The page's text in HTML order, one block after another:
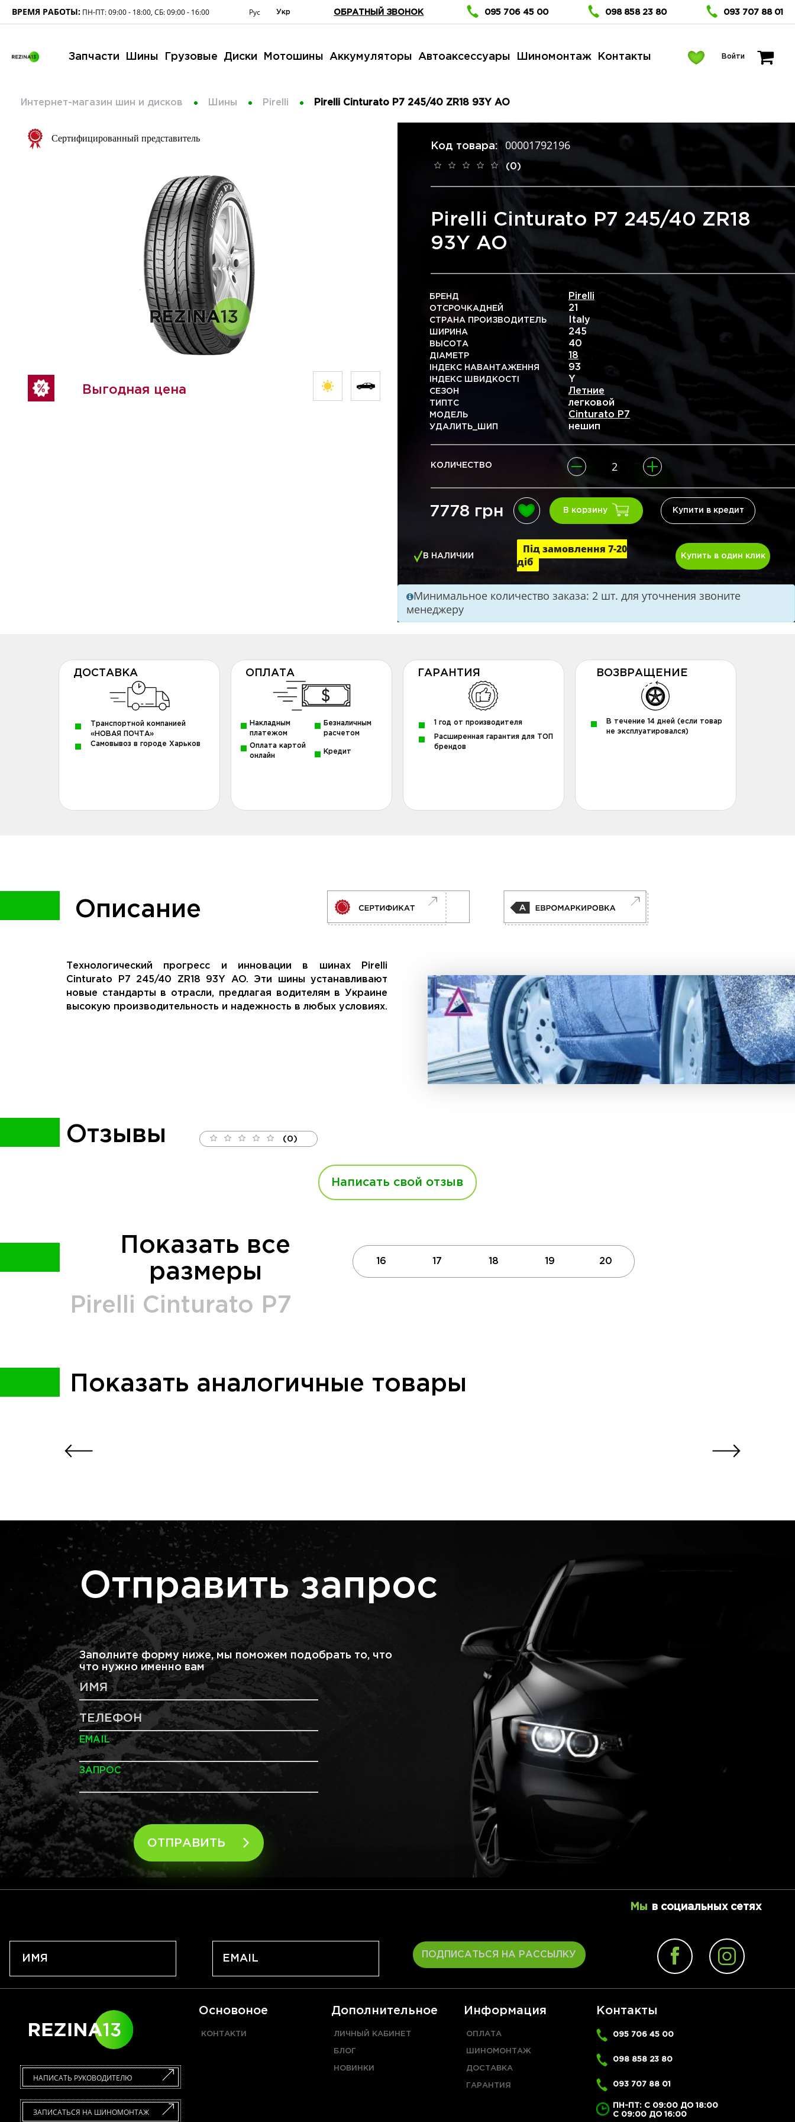
ВРЕМЯ РАБОТЫ: ПН-ПТ: 09:00 - 18:00, СБ: 09:00 - 16:00 Рус Укр ОБРАТНЫЙ ЗВОНОК 095 706 45 00 098 858 23 80 093 707 88 01
Запчасти Шины Грузовые Диски Мотошины Аккумуляторы Автоаксессуары Шиномонтаж Контакты Войти
Интернет-магазин шин и дисков Шины Pirelli Pirelli Cinturato P7 245/40 ZR18 93Y AO
Сертифицированный представитель
Выгодная цена
Код товара: 00001792196
(0)
Pirelli Cinturato P7 245/40 ZR18
93Y AO
БРЕНД Pirelli
ОТСРОЧКАДНЕЙ 21
СТРАНА ПРОИЗВОДИТЕЛЬ Italy
ШИРИНА 245
ВЫСОТА 40
ДІАМЕТР 18
ІНДЕКС НАВАНТАЖЕННЯ 93
ІНДЕКС ШВИДКОСТІ Y
СЕЗОН Летние
ТИПТС легковой
МОДЕЛЬ Cinturato P7
УДАЛИТЬ_ШИП нешип
КОЛИЧЕСТВО
7778 грн В корзину Купити в кредит
Під замовлення 7-20
діб
Купить в один клик
В НАЛИЧИИ
Минимальное количество заказа: 2 шт. для уточнения звоните
менеджеру
ДОСТАВКА
Транспортной компанией
«НОВАЯ ПОЧТА»
Самовывоз в городе Харьков
ОПЛАТА
Накладным
платежом
Безналичным
расчетом
Оплата картой
онлайн
Кредит
ГАРАНТИЯ
1 год от производителя
Расширенная гарантия для ТОП
брендов
ВОЗВРАЩЕНИЕ
В течение 14 дней (если товар
не эксплуатировался)
Описание
Технологический прогресс и инновации в шинах Pirelli
Cinturato P7 245/40 ZR18 93Y AO. Эти шины устанавливают
новые стандарты в отрасли, предлагая водителям в Украине
высокую производительность и надежность в любых условиях.
Отзывы (0)
Написать свой отзыв
Показать все
размеры
Pirelli Cinturato P7
16 17 18 19 20
Показать аналогичные товары
Отправить запрос
Заполните форму ниже, мы поможем подобрать то, что
что нужно именно вам
ИМЯ
ТЕЛЕФОН
EMAIL
ЗАПРОС
ОТПРАВИТЬ
Мы в социальных сетях
ПОДПИСАТЬСЯ НА РАССЫЛКУ
НАПИСАТЬ РУКОВОДИТЕЛЮ
ЗАПИСАТЬСЯ НА ШИНОМОНТАЖ
Основоное
КОНТАКТИ
Дополнительное
ЛИЧНЫЙ КАБИНЕТ
БЛОГ
НОВИНКИ
Информация
ОПЛАТА
ШИНОМОНТАЖ
ДОСТАВКА
ГАРАНТИЯ
Контакты
095 706 45 00
098 858 23 80
093 707 88 01
ПН-ПТ: С 09:00 ДО 18:00
С 09:00 ДО 16:00